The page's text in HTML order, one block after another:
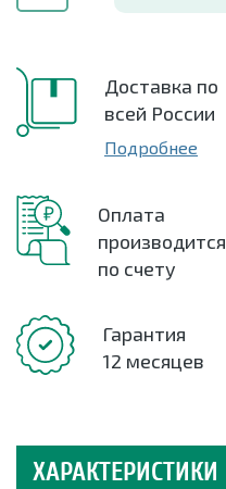
Доставка по
всей России
Подробнее
Оплата
производится
по счету
Гарантия
12 месяцев
ХАРАКТЕРИСТИКИ